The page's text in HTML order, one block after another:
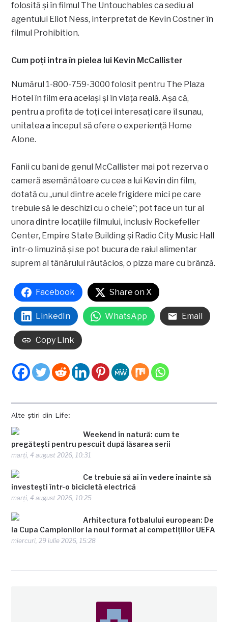
Alte știri din Life:
Weekend în natură: cum te
pregătești pentru pescuit după lăsarea serii
marți, 4 august 2026, 10:31
Ce trebuie să ai în vedere înainte să
investești într-o bicicletă electrică
marți, 4 august 2026, 10:25
Arhitectura fotbalului european: De
la Cupa Campionilor la noul format al competițiilor UEFA
miercuri, 29 iulie 2026, 15:28
folosită și în filmul The Untouchables ca sediu al
agentului Eliot Ness, interpretat de Kevin Costner în
filmul Prohibition.
Cum poți intra în pielea lui Kevin McCallister
Numărul 1-800-759-3000 folosit pentru The Plaza
Hotel în film era același și în viața reală. Așa că,
pentru a profita de toți cei interesați care îl sunau,
unitatea a început să ofere o experiență Home
Alone.
Fanii cu bani de genul McCallister mai pot rezerva o
cameră asemănătoare cu cea a lui Kevin din film,
dotată cu „unul dintre acele frigidere mici pe care
trebuie să le deschizi cu o cheie”; pot face un tur al
unora dintre locațiile filmului, inclusiv Rockefeller
Center, Empire State Building și Radio City Music Hall
într-o limuzină și se pot bucura de raiul alimentar
suprem al tânărului răutăcios, o pizza mare cu brânză.
Facebook Share on X
LinkedIn WhatsApp Email
Copy Link